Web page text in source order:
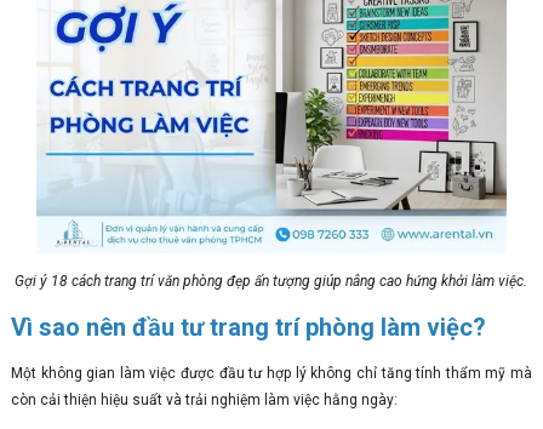
Gợi ý 18 cách trang trí văn phòng đẹp ấn tượng giúp nâng cao hứng khởi làm việc.
Vì sao nên đầu tư trang trí phòng làm việc?
Một không gian làm việc được đầu tư hợp lý không chỉ tăng tính thẩm mỹ mà
còn cải thiện hiệu suất và trải nghiệm làm việc hằng ngày: